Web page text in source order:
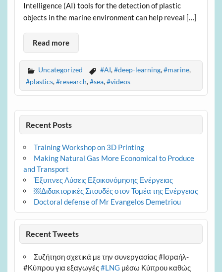
Intelligence (AI) tools for the detection of plastic
objects in the marine environment can help reveal […]
Read more
Uncategorized #AI,#deep-learning,#marine,
#plastics,#research,#sea,#videos
Recent Posts
Training Workshop on 3D Printing
Making Natural Gas More Economical to Produce
and Transport
Έξυπνες Λύσεις Εξοικονόμησης Ενέργειας
￼Διδακτορικές Σπουδές στον Τομέα της Ενέργειας
Doctoral defense of Mr Evangelos Demetriou
Recent Tweets
Συζήτηση σχετικά με την συνεργασίας #Ισραήλ-
#Κύπρου για εξαγωγές#LNG μέσω Κύπρου καθώς